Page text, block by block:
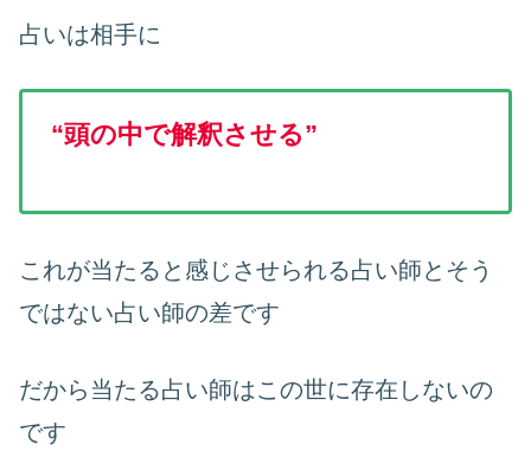
占いは相手に
“頭の中で解釈させる”
これが当たると感じさせられる占い師とそう
ではない占い師の差です
だから当たる占い師はこの世に存在しないの
です